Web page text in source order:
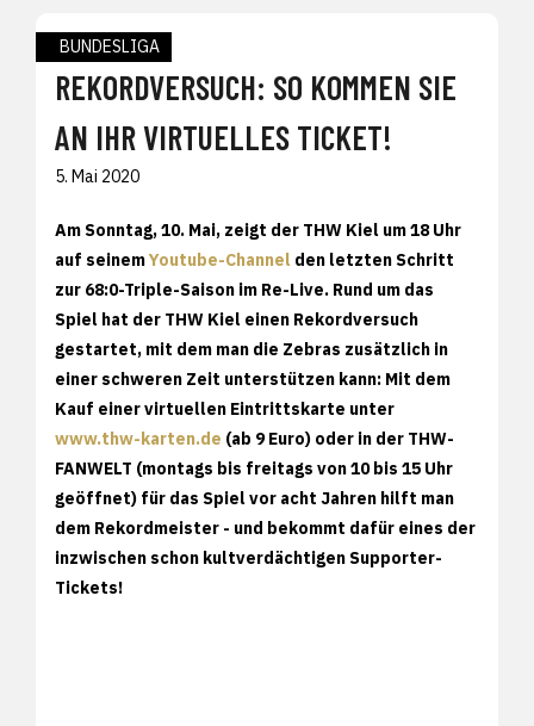
BUNDESLIGA
REKORDVERSUCH: SO KOMMEN SIE
AN IHR VIRTUELLES TICKET!
5. Mai 2020
Am Sonntag, 10. Mai, zeigt der THW Kiel um 18 Uhr
auf seinemYoutube-Channel den letzten Schritt
zur 68:0-Triple-Saison im Re-Live. Rund um das
Spiel hat der THW Kiel einen Rekordversuch
gestartet, mit dem man die Zebras zusätzlich in
einer schweren Zeit unterstützen kann: Mit dem
Kauf einer virtuellen Eintrittskarte unter
www.thw-karten.de (ab 9 Euro) oder in der THW-
FANWELT (montags bis freitags von 10 bis 15 Uhr
geöffnet) für das Spiel vor acht Jahren hilft man
dem Rekordmeister - und bekommt dafür eines der
inzwischen schon kultverdächtigen Supporter-
Tickets!